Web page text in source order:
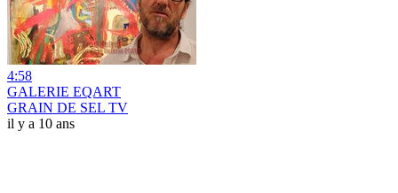
4:58
GALERIE EQART
GRAIN DE SEL TV
il y a 10 ans